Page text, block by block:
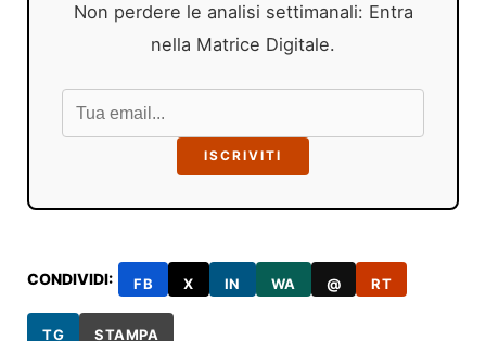
Non perdere le analisi settimanali: Entra
nella Matrice Digitale.
ISCRIVITI
CONDIVIDI: FB X IN WA @ RT
TG STAMPA